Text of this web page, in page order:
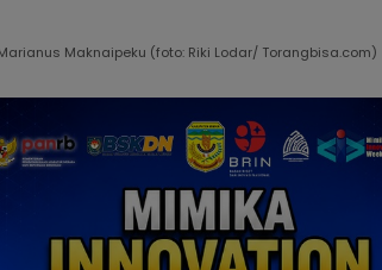
Maknaipeku (foto: Riki Lodar/ Torangbisa.com)